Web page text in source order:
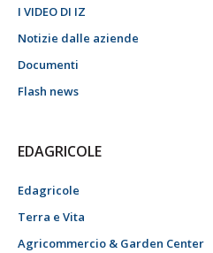
I VIDEO DI IZ
Notizie dalle aziende
Documenti
Flash news
EDAGRICOLE
Edagricole
Terra e Vita
Agricommercio & Garden Center